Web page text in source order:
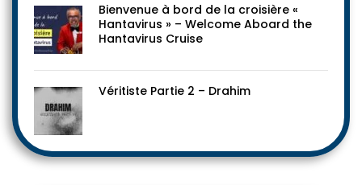
Bienvenue à bord de la croisière «
Hantavirus » – Welcome Aboard the
Hantavirus Cruise
Véritiste Partie 2 – Drahim